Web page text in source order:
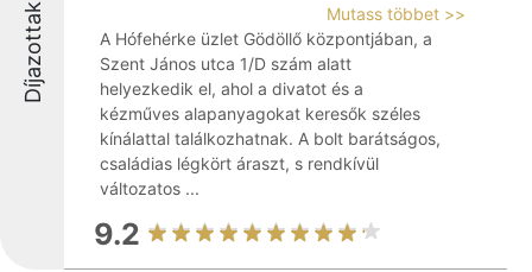
Díjazottak
Mutass többet >>
A Hófehérke üzlet Gödöllő központjában, a
Szent János utca 1/D szám alatt
helyezkedik el, ahol a divatot és a
kézműves alapanyagokat keresők széles
kínálattal találkozhatnak. A bolt barátságos,
családias légkört áraszt, s rendkívül
változatos ...
9.2